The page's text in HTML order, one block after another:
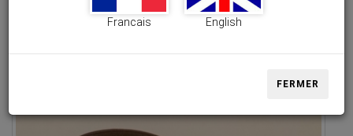
Francais English
FERMER